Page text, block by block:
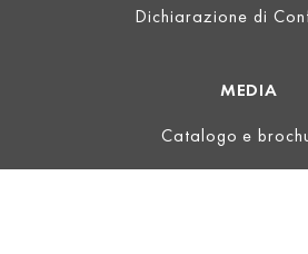
Dichiarazione di
MEDIA
Catalogo e